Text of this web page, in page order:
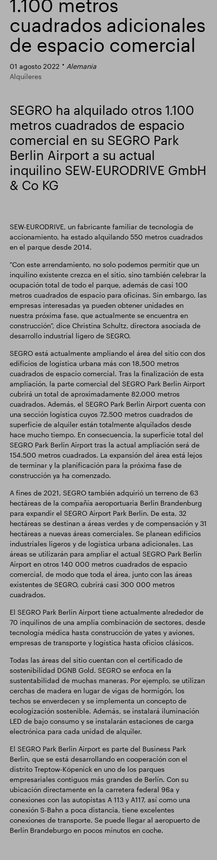
1.100 metros
cuadrados adicionales
de espacio comercial
01 agosto 2022
Alemania
Alquileres
SEGRO ha alquilado otros 1.100
metros cuadrados de espacio
comercial en su SEGRO Park
Berlin Airport a su actual
inquilino SEW-EURODRIVE GmbH
& Co KG
SEW-EURODRIVE, un fabricante familiar de tecnología de
accionamiento, ha estado alquilando 550 metros cuadrados
en el parque desde 2014.
"Con este arrendamiento, no solo podemos permitir que un
inquilino existente crezca en el sitio, sino también celebrar la
ocupación total de todo el parque, además de casi 100
metros cuadrados de espacio para oficinas. Sin embargo, las
empresas interesadas ya pueden obtener unidades en
nuestra próxima fase, que actualmente se encuentra en
construcción", dice Christina Schultz, directora asociada de
desarrollo industrial ligero de SEGRO.
SEGRO está actualmente ampliando el área del sitio con dos
edificios de logística urbana más con 18,500 metros
cuadrados de espacio comercial. Tras la finalización de esta
ampliación, la parte comercial del SEGRO Park Berlin Airport
cubrirá un total de aproximadamente 82.000 metros
cuadrados. Además, el SEGRO Park Berlin Airport cuenta con
una sección logística cuyos 72.500 metros cuadrados de
superficie de alquiler están totalmente alquilados desde
hace mucho tiempo. En consecuencia, la superficie total del
SEGRO Park Berlin Airport tras la actual ampliación será de
154.500 metros cuadrados. La expansión del área está lejos
de terminar y la planificación para la próxima fase de
construcción ya ha comenzado.
A fines de 2021, SEGRO también adquirió un terreno de 63
hectáreas de la compañía aeroportuaria Berlin Brandenburg
para expandir el SEGRO Airport Park Berlin. De esta, 32
hectáreas se destinan a áreas verdes y de compensación y 31
hectáreas a nuevas áreas comerciales. Se planean edificios
industriales ligeros y de logística urbana adicionales. Las
áreas se utilizarán para ampliar el actual SEGRO Park Berlin
Airport en otros 140 000 metros cuadrados de espacio
comercial, de modo que toda el área, junto con las áreas
existentes de SEGRO, cubrirá casi 300 000 metros
cuadrados.
El SEGRO Park Berlin Airport tiene actualmente alrededor de
70 inquilinos de una amplia combinación de sectores, desde
tecnología médica hasta construcción de yates y aviones,
empresas de transporte y logística hasta oficios clásicos.
Todas las áreas del sitio cuentan con el certificado de
sostenibilidad DGNB Gold. SEGRO se enfoca en la
sustentabilidad de muchas maneras. Por ejemplo, se utilizan
cerchas de madera en lugar de vigas de hormigón, los
techos se enverdecen y se implementa un concepto de
ecologización sostenible. Además, se instalará iluminación
LED de bajo consumo y se instalarán estaciones de carga
electrónica para cada unidad de alquiler.
El SEGRO Park Berlin Airport es parte del Business Park
Berlin, que se está desarrollando en cooperación con el
distrito Treptow-Köpenick en uno de los parques
empresariales contiguos más grandes de Berlín. Con su
ubicación directamente en la carretera federal 96a y
conexiones con las autopistas A 113 y A117, así como una
conexión S-Bahn a poca distancia, tiene excelentes
conexiones de transporte. Se puede llegar al aeropuerto de
Berlín Brandeburgo en pocos minutos en coche.